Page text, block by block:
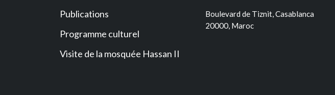
Publications
Programme culturel
Visite de la mosquée Hassan II
Boulevard de Tiznit, Casablanca
20000, Maroc